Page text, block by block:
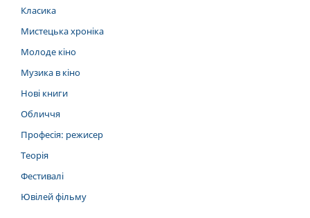
Класика
Мистецька хроніка
Молоде кіно
Музика в кіно
Нові книги
Обличчя
Професія: режисер
Теорія
Фестивалі
Ювілей фільму